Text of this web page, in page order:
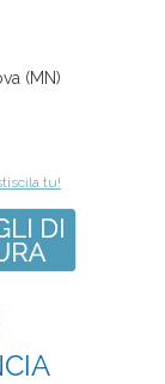
(MN)
tu!